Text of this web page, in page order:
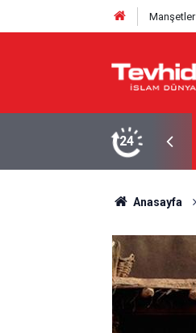
Manşetler
24
FATIMA MUTFAĞI’NDAN YENİ
Anasayfa